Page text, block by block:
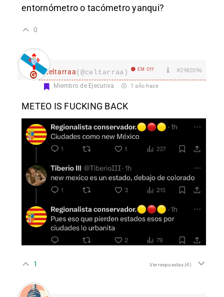
entornómetro o tacómetro yanqui?
0
celtarraa(@celtarraa) EM Off #2982096
Miembro de Ejecutiva 1 año hace
METEO IS FUCKING BACK
1 Ver respuestas(4)